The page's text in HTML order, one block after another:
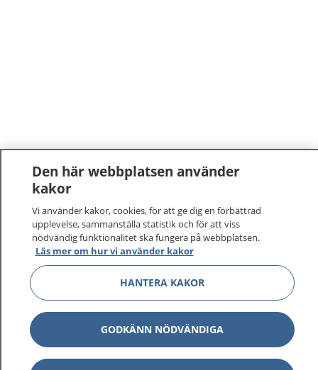
1177–tryggt om din hälsa och vård
På 1177.se får du råd om hälsa och information om
sjukdomar och vilka mottagningar du kan kontakta.
Logga in för att läsa din journal och göra dina
Den här webbplatsen använder
kakor
Vi använder kakor, cookies, för att ge dig en förbättrad
upplevelse, sammanställa statistik och för att viss
nödvändig funktionalitet ska fungera på webbplatsen.
Läs mer om hur vi använder kakor
HANTERA KAKOR
GODKÄNN NÖDVÄNDIGA